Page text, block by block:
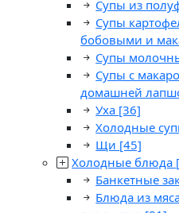
Супы из
Супы
бобовыми и
Супы
Супы с
домашней
Уха [36]
Холодные
Щи [45]
Холодные блюда
Банкетные
Блюда из